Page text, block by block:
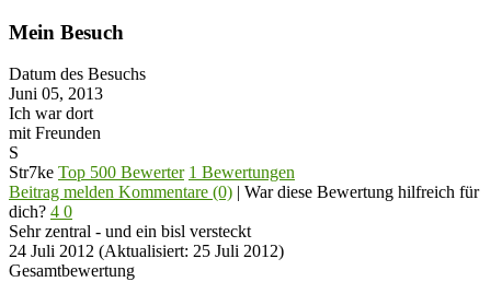
Mein Besuch
Datum des Besuchs
Juni 05, 2013
Ich war dort
mit Freunden
S
Str7ke Top 500 Bewerter 1 Bewertungen
Beitrag melden Kommentare (0) | War diese Bewertung hilfreich für
dich? 4 0
Sehr zentral - und ein bisl versteckt
24 Juli 2012 (Aktualisiert: 25 Juli 2012)
Gesamtbewertung